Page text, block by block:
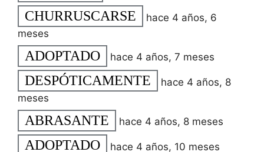
CHURRUSCARSE
hace 4 años, 6
meses
ADOPTADO hace 4 años, 7 meses
DESPÓTICAMENTE
hace 4 años, 8
meses
ABRASANTE hace 4 años, 8 meses
ADOPTADO hace 4 años, 10 meses